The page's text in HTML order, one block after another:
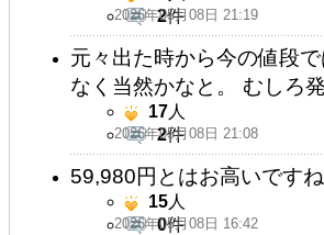
2026年05月08日 21:19
2件
元々出た時から今の値段
なく当然かなと。 むしろ
2026年05月08日 21:08
17人
2件
59,980円とはお高いですね
2026年05月08日 16:42
15人
0件